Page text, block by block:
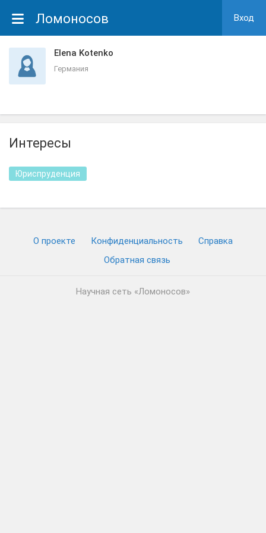
Ломоносов Вход
Elena Kotenko
Германия
Интересы
Юриспруденция
О проекте Конфиденциальность
Cправка
Обратная связь
Научная сеть «Ломоносов»